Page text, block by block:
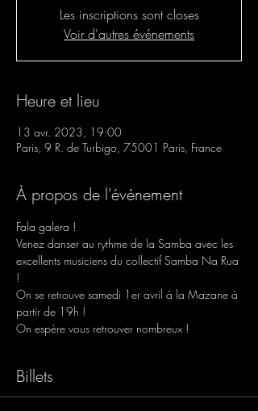
Les inscriptions sont closes
Voir d'autres événements
Heure et lieu
13 avr. 2023, 19:00
Paris, 9 R. de Turbigo, 75001 Paris, France
À propos de l'événement
Fala galera !
Venez danser au rythme de la Samba avec les
excellents musiciens du collectif Samba Na Rua
!
On se retrouve samedi 1er avril à la Mazane à
partir de 19h !
On espère vous retrouver nombreux !
Billets